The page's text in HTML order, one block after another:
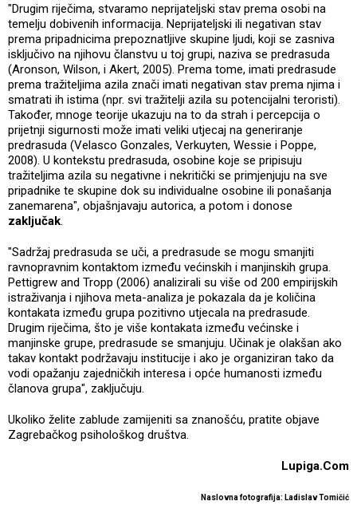
"Drugim riječima, stvaramo neprijateljski stav prema osobi na
temelju dobivenih informacija. Neprijateljski ili negativan stav
prema pripadnicima prepoznatljive skupine ljudi, koji se zasniva
isključivo na njihovu članstvu u toj grupi, naziva se predrasuda
(Aronson, Wilson, i Akert, 2005). Prema tome, imati predrasude
prema tražiteljima azila znači imati negativan stav prema njima i
smatrati ih istima (npr. svi tražitelji azila su potencijalni teroristi).
Također, mnoge teorije ukazuju na to da strah i percepcija o
prijetnji sigurnosti može imati veliki utjecaj na generiranje
predrasuda (Velasco Gonzales, Verkuyten, Wessie i Poppe,
2008). U kontekstu predrasuda, osobine koje se pripisuju
tražiteljima azila su negativne i nekritički se primjenjuju na sve
pripadnike te skupine dok su individualne osobine ili ponašanja
zanemarena", objašnjavaju autorica, a potom i donose
zaključak.
"Sadržaj predrasuda se uči, a predrasude se mogu smanjiti
ravnopravnim kontaktom između većinskih i manjinskih grupa.
Pettigrew and Tropp (2006) analizirali su više od 200 empirijskih
istraživanja i njihova meta-analiza je pokazala da je količina
kontakata između grupa pozitivno utjecala na predrasude.
Drugim riječima, što je više kontakata između većinske i
manjinske grupe, predrasude se smanjuju. Učinak je olakšan ako
takav kontakt podržavaju institucije i ako je organiziran tako da
vodi opažanju zajedničkih interesa i opće humanosti između
članova grupa", zaključuju.
Ukoliko želite zablude zamijeniti sa znanošću, pratite objave
Zagrebačkog psihološkog društva.
Lupiga.Com
Naslovna fotografija: Ladislav Tomičić